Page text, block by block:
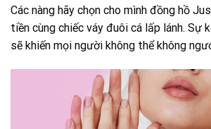
Các nàng hãy chọn cho mình đồng hồ
tiền cùng chiếc váy đuôi cá lấp lánh. Sự
sẽ khiến mọi người không thể không